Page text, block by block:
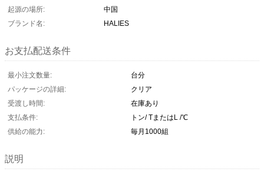
起源の場所:
中国
ブランド名:
HALIES
お支払配送条件
最小注文数量:
台分
パッケージの詳細:
クリア
受渡し時間:
在庫あり
支払条件:
トン/ TまたはL /℃
供給の能力:
毎月1000組
説明